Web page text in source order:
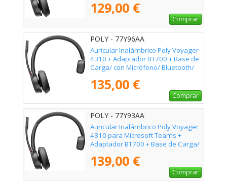
129,00 €
Comprar
POLY - 77Y96AA
Auricular Inalámbrico Poly Voyager
4310 + Adaptador BT700 + Base de
Carga/ con Micrófono/ Bluetooth/
135,00 €
Comprar
POLY - 77Y93AA
Auricular Inalámbrico Poly Voyager
4310 para Microsoft Teams +
Adaptador BT700 + Base de Carga/
139,00 €
Comprar